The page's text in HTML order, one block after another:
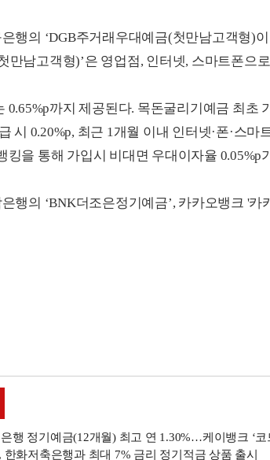
행의 ‘DGB주거래우대예금(첫만남고객형)
만남고객형)’은 영업점, 인터넷, 스마트폰으
0.65%p까지 제공된다. 목돈굴리기예금 최초
시 0.20%p, 최근 1개월 이내 인터넷·폰·스
킹을 통해 가입시 비대면 우대이자율 0.05%p
행의 ‘BNK더조은정기예금’, 카카오뱅크 '
행 정기예금(12개월) 최고 연 1.30%…케이뱅크 ‘코드K
한화저축은행과 최대 7% 금리 정기적금 상품 출시